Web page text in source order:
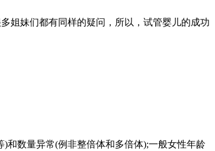
姐妹们都有同样的疑问，所以，试管婴儿的成功
和数量异常(例非整倍体和多倍体);一般女性年龄